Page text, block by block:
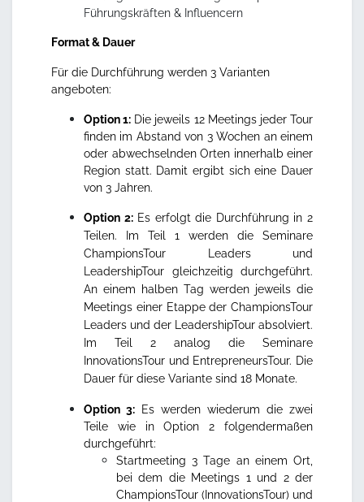
Führungskräften & Influencern
Format & Dauer
Für die Durchführung werden 3 Varianten
angeboten:
Option 1: Die jeweils 12 Meetings jeder Tour
finden im Abstand von 3 Wochen an einem
oder abwechselnden Orten innerhalb einer
Region statt. Damit ergibt sich eine Dauer
von 3 Jahren.
Option 2: Es erfolgt die Durchführung in 2
Teilen. Im Teil 1 werden die Seminare
ChampionsTour Leaders und
LeadershipTour gleichzeitig durchgeführt.
An einem halben Tag werden jeweils die
Meetings einer Etappe der ChampionsTour
Leaders und der LeadershipTour absolviert.
Im Teil 2 analog die Seminare
InnovationsTour und EntrepreneursTour. Die
Dauer für diese Variante sind 18 Monate.
Option 3: Es werden wiederum die zwei
Teile wie in Option 2 folgendermaßen
durchgeführt:
Startmeeting 3 Tage an einem Ort,
bei dem die Meetings 1 und 2 der
ChampionsTour (InnovationsTour) und